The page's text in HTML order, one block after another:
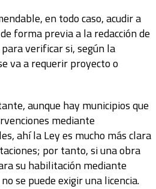
en todo caso, acudir a
forma previa a la redacción de
verificar si, según la
va a requerir proyecto o
aunque hay municipios que
mediante
ahí la Ley es mucho más clara
por tanto, si una obra
su habilitación mediante
se puede exigir una licencia.